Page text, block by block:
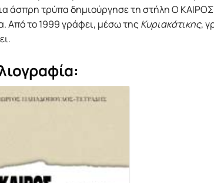
άσπρη τρύπα δημιούργησε τη στήλη O KAIPOΣ
Aπό το 1999 γράφει, μέσω τηςKυριακάτικης,